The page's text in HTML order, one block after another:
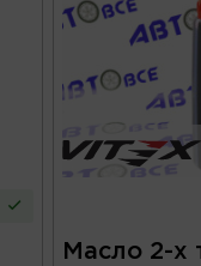
Масло 2-х